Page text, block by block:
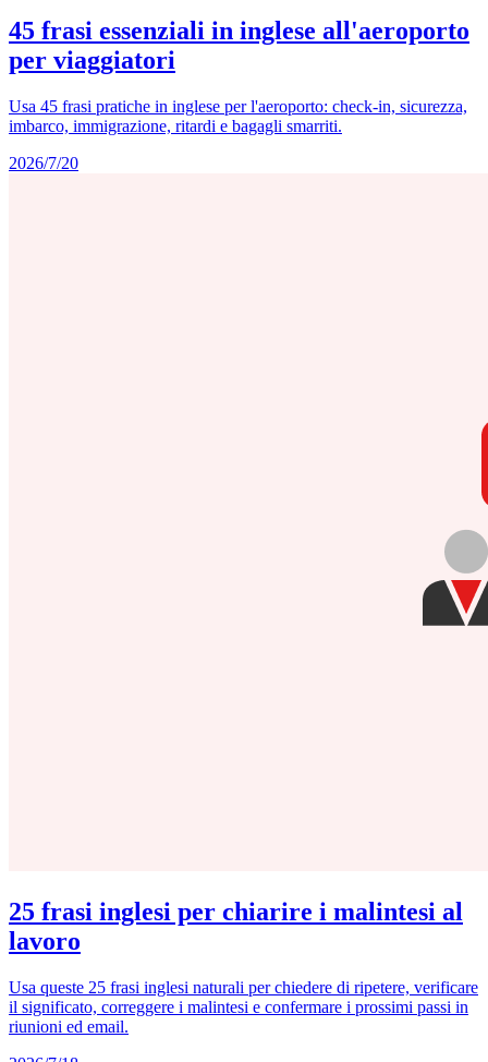
45 frasi essenziali in inglese all'aeroporto
per viaggiatori
Usa 45 frasi pratiche in inglese per l'aeroporto: check-in, sicurezza,
imbarco, immigrazione, ritardi e bagagli smarriti.
2026/7/20
25 frasi inglesi per chiarire i malintesi al
lavoro
Usa queste 25 frasi inglesi naturali per chiedere di ripetere, verificare
il significato, correggere i malintesi e confermare i prossimi passi in
riunioni ed email.